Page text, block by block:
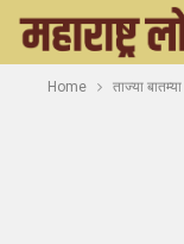
Home ताज्या बातम्या